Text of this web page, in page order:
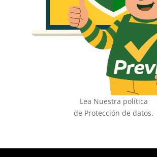
Lea Nuestra política
de Protección de datos.